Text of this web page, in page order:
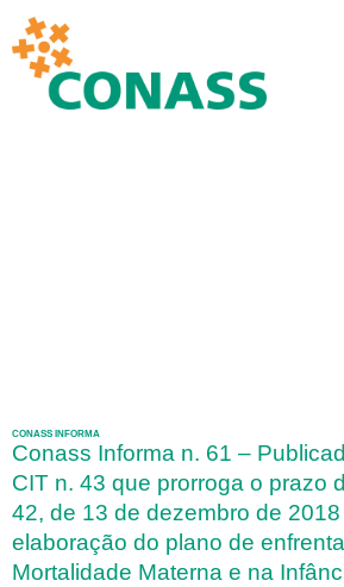
CONASS INFORMA
Conass Informa n. 61 –
CIT n. 43 que prorroga o prazo
42, de 13 de dezembro de
elaboração do plano de
Mortalidade Materna e na